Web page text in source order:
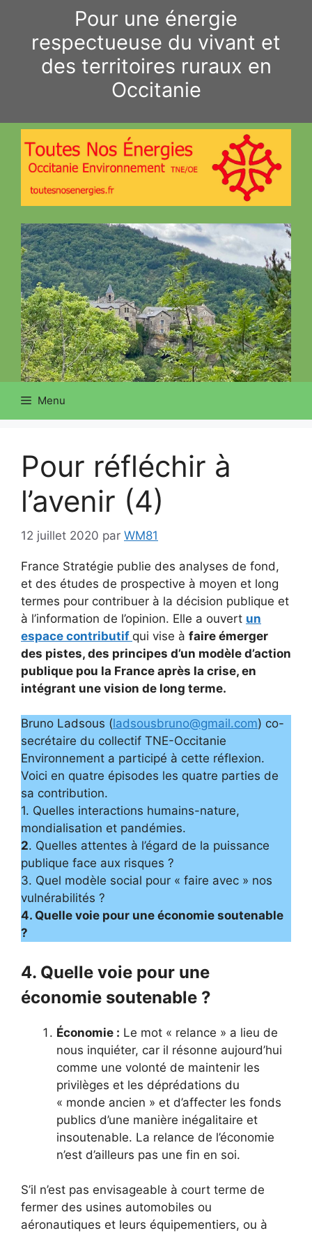
contenu
Pour une énergie
respectueuse du vivant et
des territoires ruraux en
Occitanie
Menu
Pour réfléchir à
l’avenir (4)
12 juillet 2020 par WM81
France Stratégie publie des analyses de fond,
et des études de prospective à moyen et long
termes pour contribuer à la décision publique et
à l’information de l’opinion. Elle a ouvert un
espace contributif qui vise à faire émerger
des pistes, des principes d’un modèle d’action
publique pou la France après la crise, en
intégrant une vision de long terme.
Bruno Ladsous (ladsousbruno@gmail.com) co-
secrétaire du collectif TNE-Occitanie
Environnement a participé à cette réflexion.
Voici en quatre épisodes les quatre parties de
sa contribution.
1. Quelles interactions humains-nature,
mondialisation et pandémies.
2. Quelles attentes à l’égard de la puissance
publique face aux risques ?
3. Quel modèle social pour « faire avec » nos
vulnérabilités ?
4. Quelle voie pour une économie soutenable
?
4. Quelle voie pour une
économie soutenable ?
Économie : Le mot « relance » a lieu de
nous inquiéter, car il résonne aujourd’hui
comme une volonté de maintenir les
privilèges et les déprédations du
« monde ancien » et d’affecter les fonds
publics d’une manière inégalitaire et
insoutenable. La relance de l’économie
n’est d’ailleurs pas une fin en soi.
S’il n’est pas envisageable à court terme de
fermer des usines automobiles ou
aéronautiques et leurs équipementiers, ou à